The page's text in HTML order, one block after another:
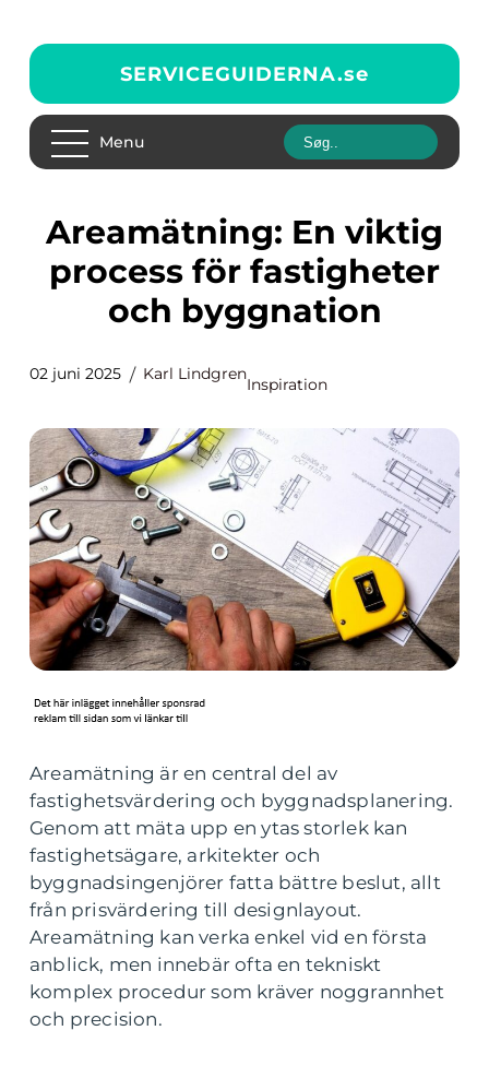
SERVICEGUIDERNA.se
Menu
Areamätning: En viktig
process för fastigheter
och byggnation
02 juni 2025 Karl Lindgren
Inspiration
Areamätning är en central del av
fastighetsvärdering och byggnadsplanering.
Genom att mäta upp en ytas storlek kan
fastighetsägare, arkitekter och
byggnadsingenjörer fatta bättre beslut, allt
från prisvärdering till designlayout.
Areamätning kan verka enkel vid en första
anblick, men innebär ofta en tekniskt
komplex procedur som kräver noggrannhet
och precision.